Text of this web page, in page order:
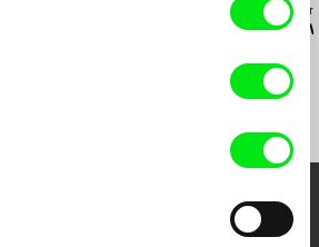
Ivana Marinić
Miluj bližní